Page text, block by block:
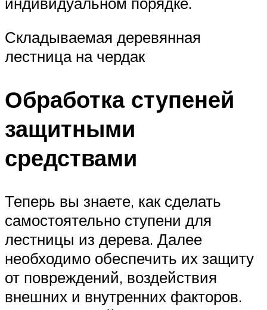
Складываемая деревянная
лестница на чердак
Обработка ступеней
защитными
средствами
Теперь вы знаете, как сделать
самостоятельно ступени для
лестницы из дерева. Далее
необходимо обеспечить их защиту
от повреждений, воздействия
внешних и внутренних факторов.